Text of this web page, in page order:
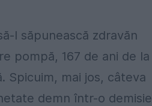
l săpunească zdravăn
pompă, 167 de ani de la
Spicuim, mai jos, câteva
demn într-o demisie